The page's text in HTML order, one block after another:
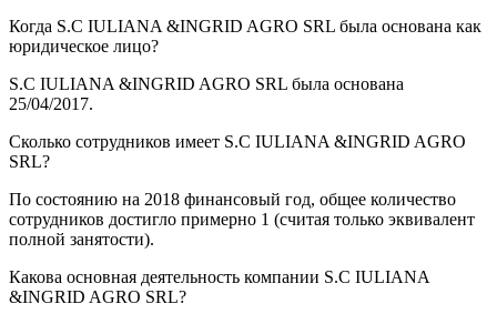
Когда S.C IULIANA &INGRID AGRO SRL была основана как
юридическое лицо?
S.C IULIANA &INGRID AGRO SRL была основана
25/04/2017.
Сколько сотрудников имеет S.C IULIANA &INGRID AGRO
SRL?
По состоянию на 2018 финансовый год, общее количество
сотрудников достигло примерно 1 (считая только эквивалент
полной занятости).
Какова основная деятельность компании S.C IULIANA
&INGRID AGRO SRL?